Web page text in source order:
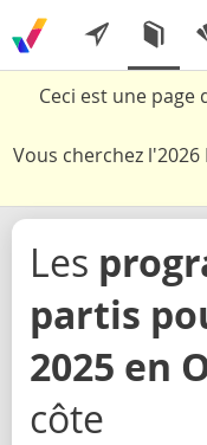
Ceci est une page
Vous cherchez l'2026
Les
partis
2025 en
côte